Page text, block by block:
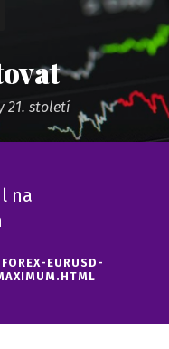
21. století
na
EURUSD-